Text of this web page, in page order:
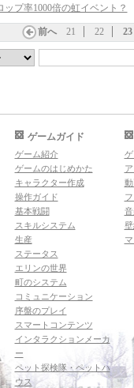
ップ率1000倍の虹イベント？
前へ 21 22 23
ゲームガイド
ゲーム紹介
ゲームのはじめかた
キャラクター作成
操作ガイド
基本戦闘
スキルシステム
生産
ステータス
エリンの世界
町のシステム
コミュニケーション
序盤のプレイ
スマートコンテンツ
インタラクションメーカ
ー
ペット探検隊・ペットハ
ウス